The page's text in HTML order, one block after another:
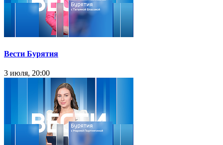
Вести Бурятия
3 июля, 20:00